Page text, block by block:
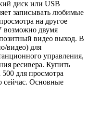
диск или USB
записывать любимые
на другое
возможно двумя
видео выход. В
видео) для
управления,
ресивера. Купить
для просмотра
Основные